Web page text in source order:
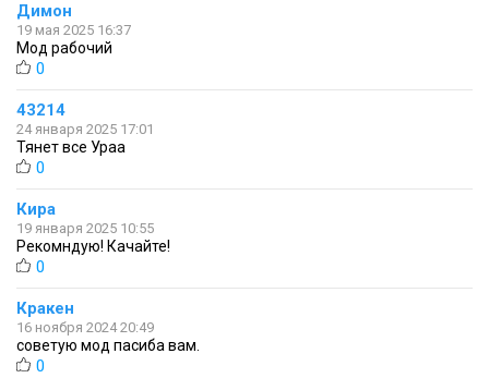
Димон
19 мая 2025 16:37
Мод рабочий
0
43214
24 января 2025 17:01
Тянет все Ураа
0
Кира
19 января 2025 10:55
Рекомндую! Качайте!
0
Кракен
16 ноября 2024 20:49
советую мод пасиба вам.
0